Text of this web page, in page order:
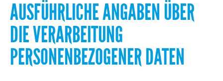
AUSFÜHRLICHE ANGABEN ÜBER
DIE VERARBEITUNG
PERSONENBEZOGENER DATEN